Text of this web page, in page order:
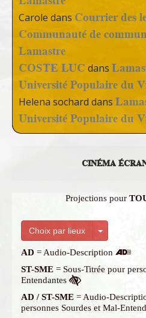
Carole dans Courrier des
Communauté de
Lamastre
COSTE LUC dans
Université Populaire du
Helena sochard dans
Université Populaire du
CINÉMA